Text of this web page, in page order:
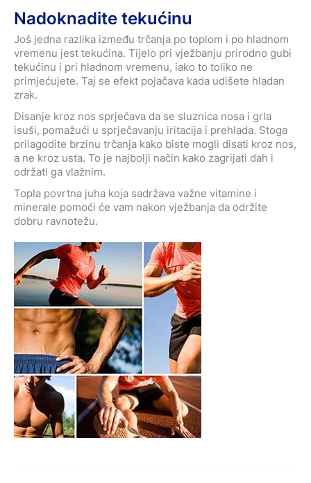
Nadoknadite tekućinu
Još jedna razlika između trčanja po toplom i po hladnom
vremenu jest tekućina. Tijelo pri vježbanju prirodno gubi
tekućinu i pri hladnom vremenu, iako to toliko ne
primjećujete. Taj se efekt pojačava kada udišete hladan
zrak.
Disanje kroz nos sprječava da se sluznica nosa i grla
isuši, pomažući u sprječavanju iritacija i prehlada. Stoga
prilagodite brzinu trčanja kako biste mogli disati kroz nos,
a ne kroz usta. To je najbolji način kako zagrijati dah i
održati ga vlažnim.
Topla povrtna juha koja sadržava važne vitamine i
minerale pomoći će vam nakon vježbanja da održite
dobru ravnotežu.